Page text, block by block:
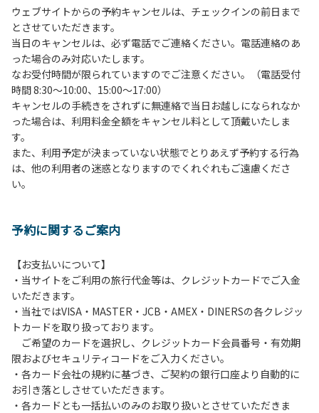
３、テントサイト（多目的広場を含む。）の使用は、事前に
予約いただいた方のみで、連泊の方を除き、正午からです。
基本的に、テント1張りにつき1区画の予約をお願いします。
管理棟にてチェックインの手続きを行ってください。午後3
時前にお越しの方は、午後3時になりましたら管理棟にて手
続きを行ってください。午後5時過ぎにお越しの方は、翌朝
手続きを行ってください。
４、車両は、荷物の積み下ろし時以外は、駐車場にとめてく
ださい。
５、チェックアウトは、午前10時まで（日帰り使用の場合は
午後5時まで）です。チェックインの手続きを行っていない
方や使用人数が増えた場合は、必ず手続きを行ってくださ
ら午前10時までの間にゴミステーションに出してください。
は、お持ち帰りをお願いします。
【禁止事項】
カラオケ、発電機、地面での直火による焚き火、キャンプフ
ァイヤー、打ち上げ式花火、テントサウナの設置
【注意事項】
当キャンプ場のそばを流れる歴舟川は、上流で雨が降ると短
時間で増水し、川原で遊んでいると大変危険な状態になりや
すく、過去にも増水により人が流される事故が数件起きてい
ウェブサイトからの予約キャンセルは、チェックインの前日まで
とさせていただきます。
当日のキャンセルは、必ず電話でご連絡ください。電話連絡のあ
った場合のみ対応いたします。
なお受付時間が限られていますのでご注意ください。（電話受付
時間 8:30～10:00、15:00～17:00）
キャンセルの手続きをされずに無連絡で当日お越しになられなか
った場合は、利用料金全額をキャンセル料として頂戴いたしま
す。
また、利用予定が決まっていない状態でとりあえず予約する行為
は、他の利用者の迷惑となりますのでくれぐれもご遠慮くださ
い。
予約に関するご案内
【お支払いについて】
・当サイトをご利用の旅行代金等は、クレジットカードでご入金
いただきます。
・当社ではVISA・MASTER・JCB・AMEX・DINERSの各クレジッ
トカードを取り扱っております。
ご希望のカードを選択し、クレジットカード会員番号・有効期
限およびセキュリティコードをご入力ください。
・各カード会社の規約に基づき、ご契約の銀行口座より自動的に
お引き落としさせていただきます。
・各カードとも一括払いのみのお取り扱いとさせていただきま